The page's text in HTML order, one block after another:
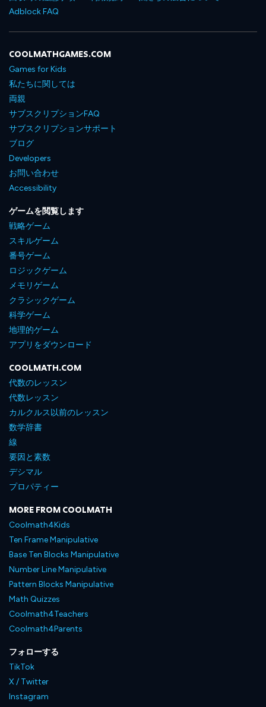
Adblock FAQ
COOLMATHGAMES.COM
Games for Kids
私たちに関しては
両親
サブスクリプションFAQ
サブスクリプションサポート
ブログ
Developers
お問い合わせ
Accessibility
ゲームを閲覧します
戦略ゲーム
スキルゲーム
番号ゲーム
ロジックゲーム
メモリゲーム
クラシックゲーム
科学ゲーム
地理的ゲーム
アプリをダウンロード
COOLMATH.COM
代数のレッスン
代数レッスン
カルクルス以前のレッスン
数学辞書
線
要因と素数
デシマル
プロパティー
MORE FROM COOLMATH
Coolmath4Kids
Ten Frame Manipulative
Base Ten Blocks Manipulative
Number Line Manipulative
Pattern Blocks Manipulative
Math Quizzes
Coolmath4Teachers
Coolmath4Parents
フォローする
TikTok
X / Twitter
Instagram